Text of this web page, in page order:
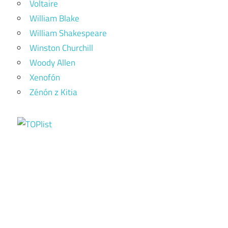
Voltaire
William Blake
William Shakespeare
Winston Churchill
Woody Allen
Xenofón
Zénón z Kitia